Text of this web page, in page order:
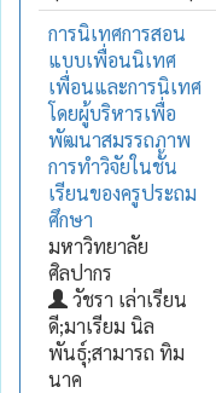
การนิเทศการสอน
แบบเพื่อนนิเทศ
เพื่อนและการนิเทศ
โดยผู้บริหารเพื่อ
พัฒนาสมรรถภาพ
การทำวิจัยในชั้น
เรียนของครูประถม
ศึกษา
มหาวิทยาลัย
ศิลปากร
วัชรา เล่าเรียน
ดี;มาเรียม นิล
พันธุ์;สามารถ ทิม
นาค